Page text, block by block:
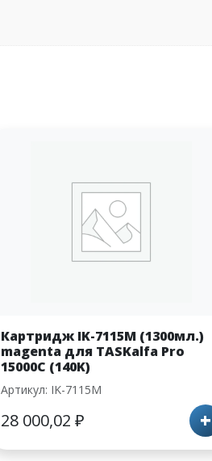
Картридж IK-7115M (1300мл.)
magenta для TASKalfa Pro
15000C (140K)
Артикул: IK-7115M
28 000,02 ₽ +